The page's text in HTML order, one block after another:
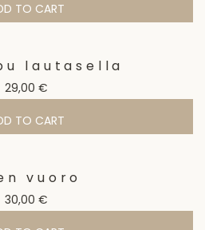
TO CART
lautasella
29,00 €
TO CART
vuoro
30,00 €